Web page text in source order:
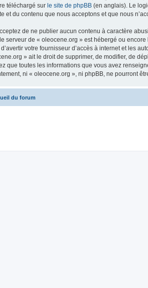
téléchargé sur le site de phpBB (en anglais). Le
et du contenu que nous acceptons et que nous
de ne publier aucun contenu à caractère
serveur de « oleocene.org » est hébergé ou
votre fournisseur d’accès à internet et les
» ait le droit de supprimer, de modifier, de
que toutes les informations que vous avez
ni « oleocene.org », ni phpBB, ne pourront
du forum